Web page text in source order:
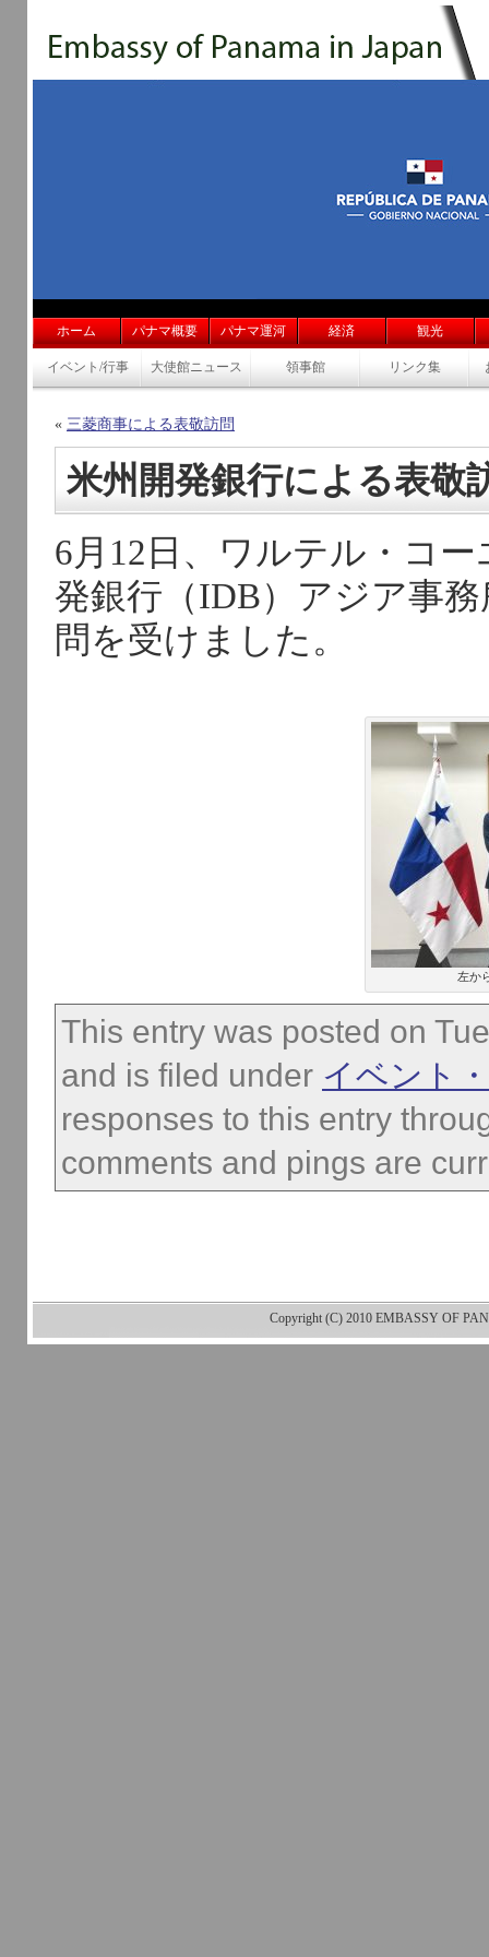
ホーム パナマ概要 パナマ運河 経済 観光
イベント/行事 大使館ニュース 領事館 リンク集
« 三菱商事による表敬訪問
米州開発銀行による表敬
6月12日、ワルテル・コ
発銀行（IDB）アジア事
問を受けました。
左か
This entry was posted on
and is filed under イベント
responses to this entry
comments and pings are
Copyright (C) 2010 EMBASSY OF